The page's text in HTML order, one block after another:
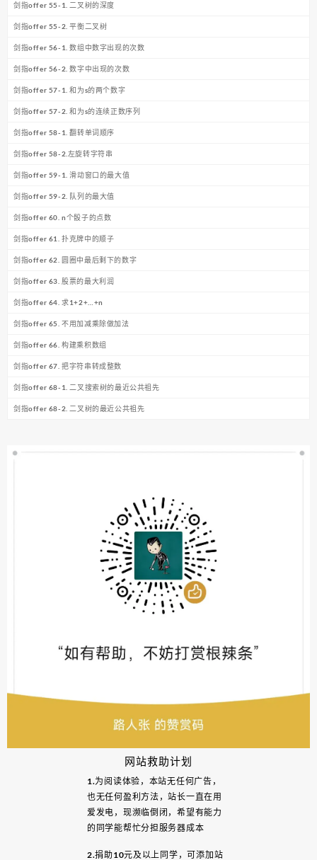
网站救助计划
1.为阅读体验，本站无任何广告，
也无任何盈利方法，站长一直在用
爱发电，现濒临倒闭，希望有能力
的同学能帮忙分担服务器成本
2.捐助10元及以上同学，可添加站
剑指offer 55-1. 二叉树的深度
剑指offer 55-2. 平衡二叉树
剑指offer 56-1. 数组中数字出现的次数
剑指offer 56-2. 数字中出现的次数
剑指offer 57-1. 和为s的两个数字
剑指offer 57-2. 和为s的连续正数序列
剑指offer 58-1. 翻转单词顺序
剑指offer 58-2.左旋转字符串
剑指offer 59-1. 滑动窗口的最大值
剑指offer 59-2. 队列的最大值
剑指offer 60. n个骰子的点数
剑指offer 61. 扑克牌中的顺子
剑指offer 62. 圆圈中最后剩下的数字
剑指offer 63. 股票的最大利润
剑指offer 64. 求1+2+…+n
剑指offer 65. 不用加减乘除做加法
剑指offer 66. 构建乘积数组
剑指offer 67. 把字符串转成整数
剑指offer 68-1. 二叉搜索树的最近公共祖先
剑指offer 68-2. 二叉树的最近公共祖先